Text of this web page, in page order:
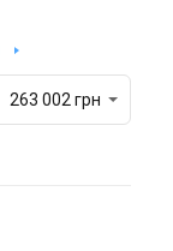
263 002 грн